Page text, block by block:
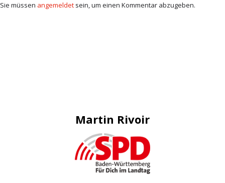
Sie müssen angemeldet sein, um einen Kommentar abzugeben.
Martin Rivoir